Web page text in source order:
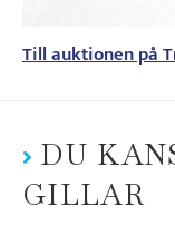
Till auktionen på
DU
GILLAR